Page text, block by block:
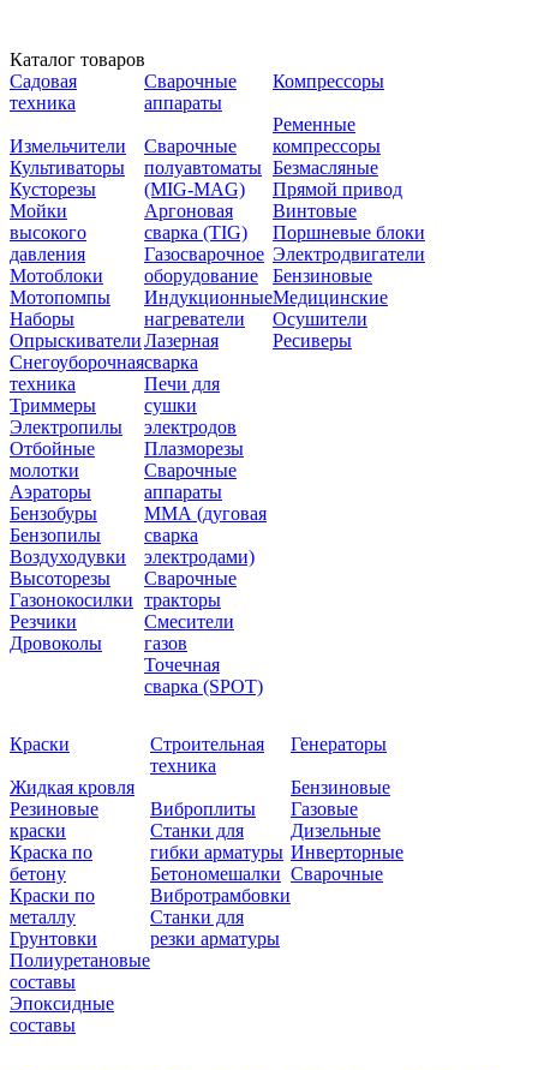
Каталог товаров
Садовая
техника
Измельчители
Культиваторы
Кусторезы
Мойки
высокого
давления
Мотоблоки
Мотопомпы
Наборы
Опрыскиватели
Снегоуборочная
техника
Триммеры
Электропилы
Отбойные
молотки
Аэраторы
Бензобуры
Бензопилы
Воздуходувки
Высоторезы
Газонокосилки
Резчики
Дровоколы
Сварочные
аппараты
Сварочные
полуавтоматы
(MIG-MAG)
Аргоновая
сварка (TIG)
Газосварочное
оборудование
Индукционные
нагреватели
Лазерная
сварка
Печи для
сушки
электродов
Плазморезы
Сварочные
аппараты
ММА (дуговая
сварка
электродами)
Сварочные
тракторы
Смесители
газов
Точечная
сварка (SPOT)
Компрессоры
Ременные
компрессоры
Безмасляные
Прямой привод
Винтовые
Поршневые блоки
Электродвигатели
Бензиновые
Медицинские
Осушители
Ресиверы
Краски
Жидкая кровля
Резиновые
краски
Краска по
бетону
Краски по
металлу
Грунтовки
Полиуретановые
составы
Эпоксидные
составы
Строительная
техника
Виброплиты
Станки для
гибки арматуры
Бетономешалки
Вибротрамбовки
Станки для
резки арматуры
Генераторы
Бензиновые
Газовые
Дизельные
Инверторные
Сварочные